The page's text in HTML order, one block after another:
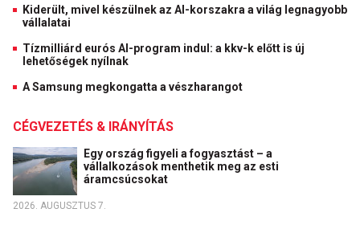
Kiderült, mivel készülnek az AI-korszakra a világ legnagyobb
vállalatai
Tízmilliárd eurós AI-program indul: a kkv-k előtt is új
lehetőségek nyílnak
A Samsung megkongatta a vészharangot
CÉGVEZETÉS & IRÁNYÍTÁS
Egy ország figyeli a fogyasztást – a
vállalkozások menthetik meg az esti
áramcsúcsokat
2026. AUGUSZTUS 7.